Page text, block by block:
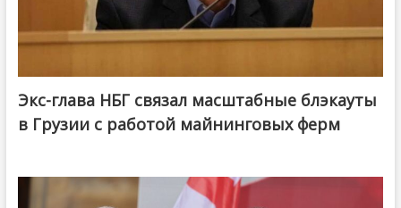
Экс-глава НБГ связал масштабные блэкауты
в Грузии с работой майнинговых ферм